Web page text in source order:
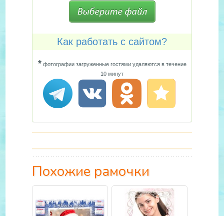
Как работать с сайтом?
*фотографии загруженные гостями удаляются в течение
10 минут
Похожие рамочки